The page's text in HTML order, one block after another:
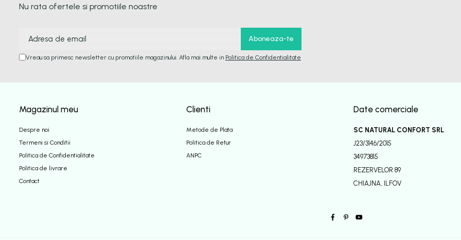
Nu rata ofertele si promotiile noastre
Vreau sa primesc newsletter cu promotiile magazinului. Afla mai multe in Politica de Confidentialitate
Magazinul meu
Despre noi
Termeni si Conditii
Politica de Confidentialitate
Politica de livrare
Contact
Clienti
Metode de Plata
Politica de Retur
ANPC
Date comerciale
SC NATURAL CONFORT SRL
J23/3146/2015
34973815
REZERVELOR 89
CHIAJNA, ILFOV